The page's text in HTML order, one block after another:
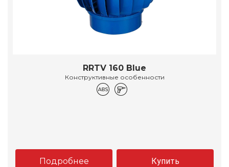
RRTV 160 Blue
Конструктивные особенности
Подробнее Купить